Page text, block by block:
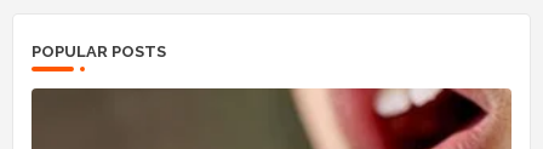
POPULAR POSTS